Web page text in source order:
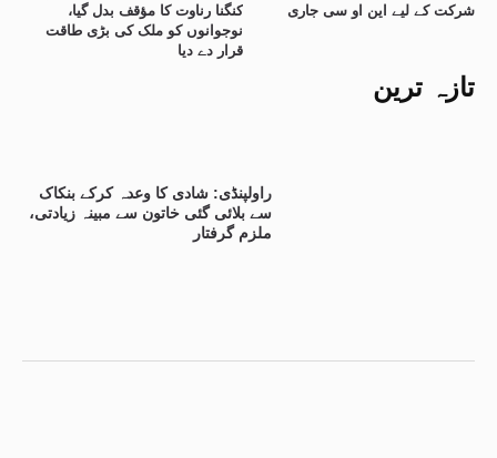
تازہ ترین
راولپنڈی: شادی کا وعدہ کرکے بنکاک
سے بلائی گئی خاتون سے مبینہ زیادتی،
ملزم گرفتار
کنگنا رناوت کا مؤقف بدل گیا،
نوجوانوں کو ملک کی بڑی طاقت
قرار دے دیا
شرکت کے لیے این او سی جاری